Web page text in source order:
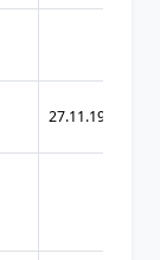
27.11.1925